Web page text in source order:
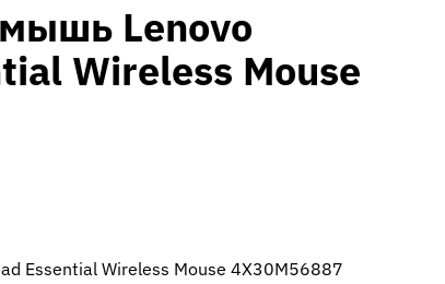
Lenovo
Wireless Mouse
Essential Wireless Mouse 4X30M56887